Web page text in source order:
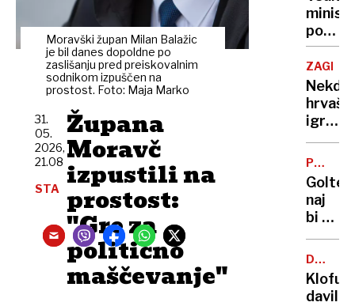
Moravški župan Milan Balažic
je bil danes dopoldne po
zaslišanju pred preiskovalnim
sodnikom izpuščen na
prostost. Foto: Maja Marko
Župana
Moravč
izpustili na
prostost:
"Gre za
politično
maščevanje"
31.
05.
2026,
21.08
STA
v
po
svoje:
od
najetih
do
za
rabo
ZAGREB
igralka
in
mamo
lasala,
grizla
in
da ji
bo
PO
naj
bi od
slabih
44
NASILJE
davil